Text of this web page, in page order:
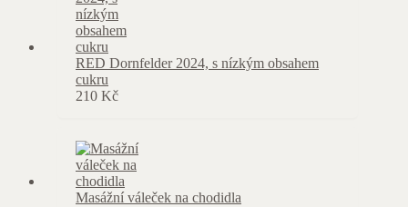
RED Dornfelder 2024, s nízkým obsahem
cukru
210 Kč
Masážní váleček na chodidla